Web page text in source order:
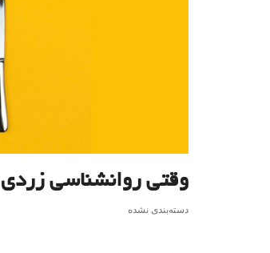
وقتی روانشناسی
دسته‌بندی نشده